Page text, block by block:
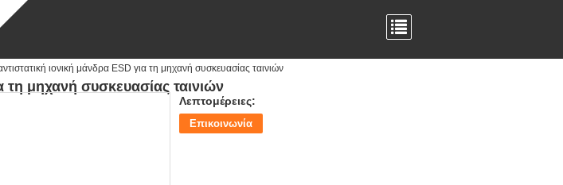
ιονική μάνδρα ESD για τη μηχανή συσκευασίας ταινιών
τη μηχανή συσκευασίας ταινιών
Λεπτομέρειες:
Επικοινωνία